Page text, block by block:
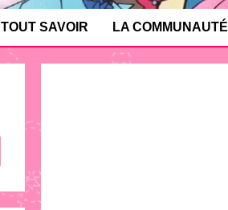
TOUT SAVOIR LA COMMUNAUTÉ